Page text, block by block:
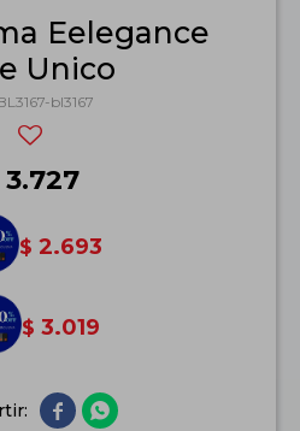
Eelegance
Unico
bl3167
3.727
$ 2.693
$ 3.019
 